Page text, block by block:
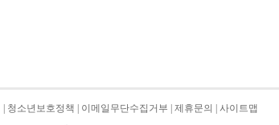
청소년보호정책 이메일무단수집거부 제휴문의 사이트맵